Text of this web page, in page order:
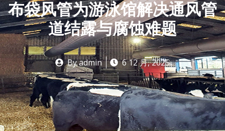
布袋风管为游泳馆解决通风管
道结露与腐蚀难题
Byadmin 6 12 月, 2025